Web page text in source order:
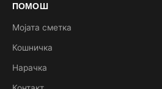
ПОМОШ
Мојата сметка
Кошничка
Нарачка